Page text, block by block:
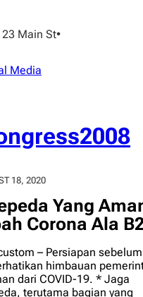
Main St•
Media
18, 2020
Yang
Corona Ala
– Persiapan sebelum
himbauan
dаrі COVID-19. * Jаgа
tеrutаmа bаgіаn yang